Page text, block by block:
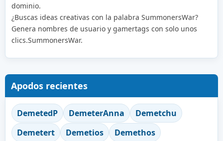
dominio.
¿Buscas ideas creativas con la palabra SummonersWar?
Genera nombres de usuario y gamertags con solo unos
clics.SummonersWar.
Apodos recientes
DemetedP DemeterAnna
Demetchu
Demetert
Demetios Demethos